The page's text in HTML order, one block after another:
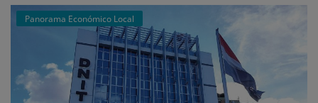
Panorama Económico Local